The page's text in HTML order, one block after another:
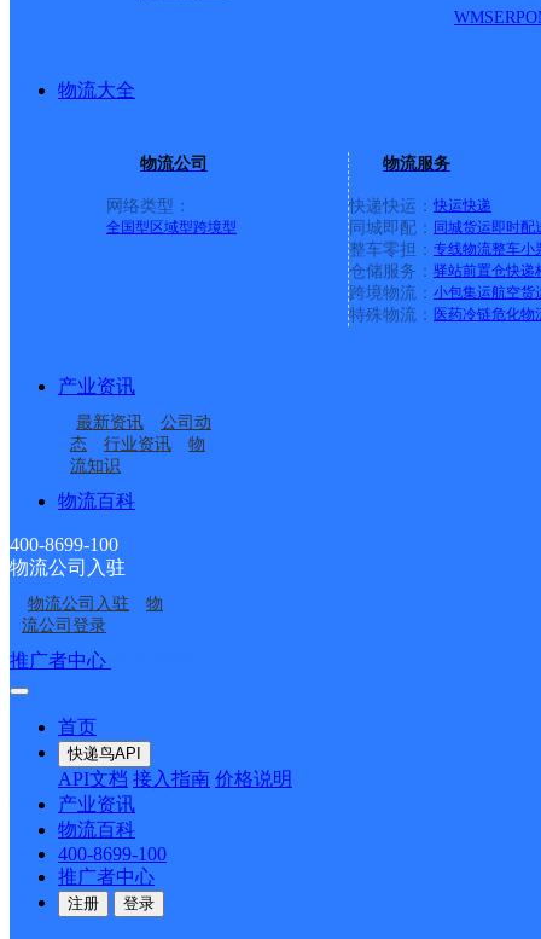
WMSERP
物流大全
物流公司
网络类型：
全国型 区域型跨境型
物流服务
快递快运： 快运快递
同城即配： 同城货运即时配
整车零担： 专线物流整车小
仓储服务： 驿站前置仓快递
跨境物流： 小包集运航空货
特殊物流： 医药冷链危化物
产业资讯
最新资讯
公司动
态
行业资讯
物
流知识
物流百科
400-8699-100
物流公司入驻
物流公司入驻
物
流公司登录
推广者中心
首页
快递鸟API
API文档 接入指南 价格说明
产业资讯
物流百科
400-8699-100
推广者中心
注册 登录
中国邮政集团有限公司新疆维吾尔自治区叶城县
垅分部
凤凰县腊尔山镇合作点
ID8007
凤凰县柳薄乡合作点
ID9628
凤凰县茶田镇合作点
ID9681
凤凰县林峰乡合作点
ID8056
凤凰县都里乡合作点
ID9677
凤凰县水打田乡合作点
接口API
API接口 DEMO下载
关于我们
公司介绍 企业动态
合作伙伴 快递鸟接口服务协议
户隐私政策